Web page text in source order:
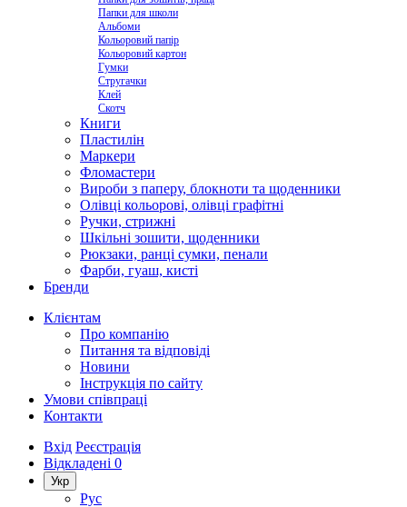
Папки для школи
Альбоми
Кольоровий папір
Кольоровий картон
Гумки
Стругачки
Клей
Скотч
Книги
Пластилін
Маркери
Фломастери
Вироби з паперу, блокноти та щоденники
Олівці кольорові, олівці графітні
Ручки, стрижні
Шкільні зошити, щоденники
Рюкзаки, ранці сумки, пенали
Фарби, гуаш, кисті
Бренди
Клієнтам
Про компанію
Питання та відповіді
Новини
Інструкція по сайту
Умови співпраці
Контакти
Вхід Реєстрація
Відкладені 0
Укр
Рус